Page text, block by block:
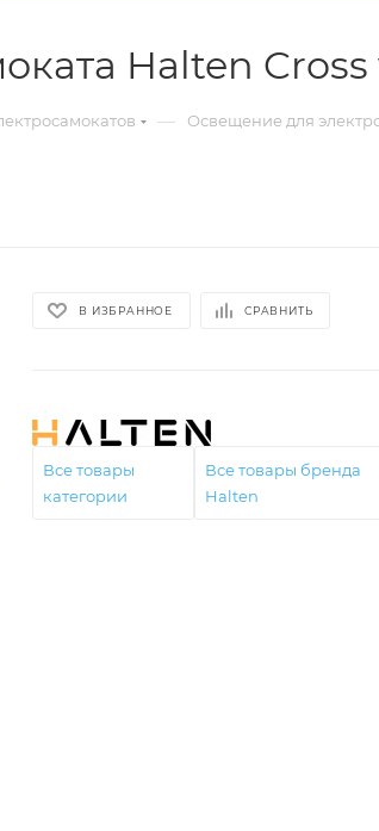
Halten Cross
— Освещение для
В ИЗБРАННОЕ СРАВНИТЬ
Все товары
категории
Все товары бренда
Halten